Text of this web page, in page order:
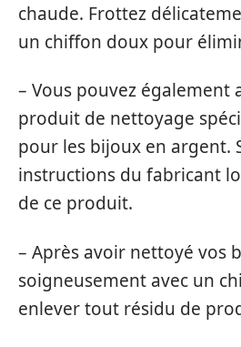
chaude. Frottez
un chiffon doux pour
– Vous pouvez également
produit de nettoyage
pour les bijoux en argent.
instructions du fabricant
de ce produit.
– Après avoir nettoyé vos
soigneusement avec un
enlever tout résidu de